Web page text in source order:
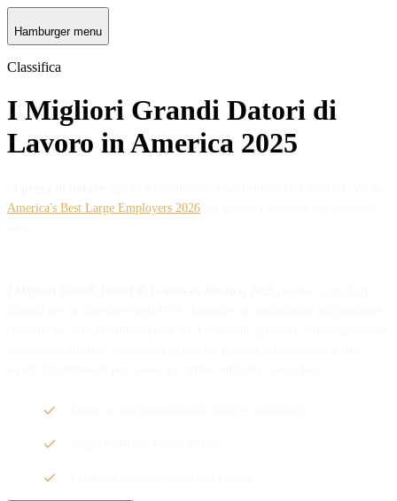
Hamburger menu
Classifica
I Migliori Grandi Datori di
Lavoro in America 2025
America's Best Large Employers 2026